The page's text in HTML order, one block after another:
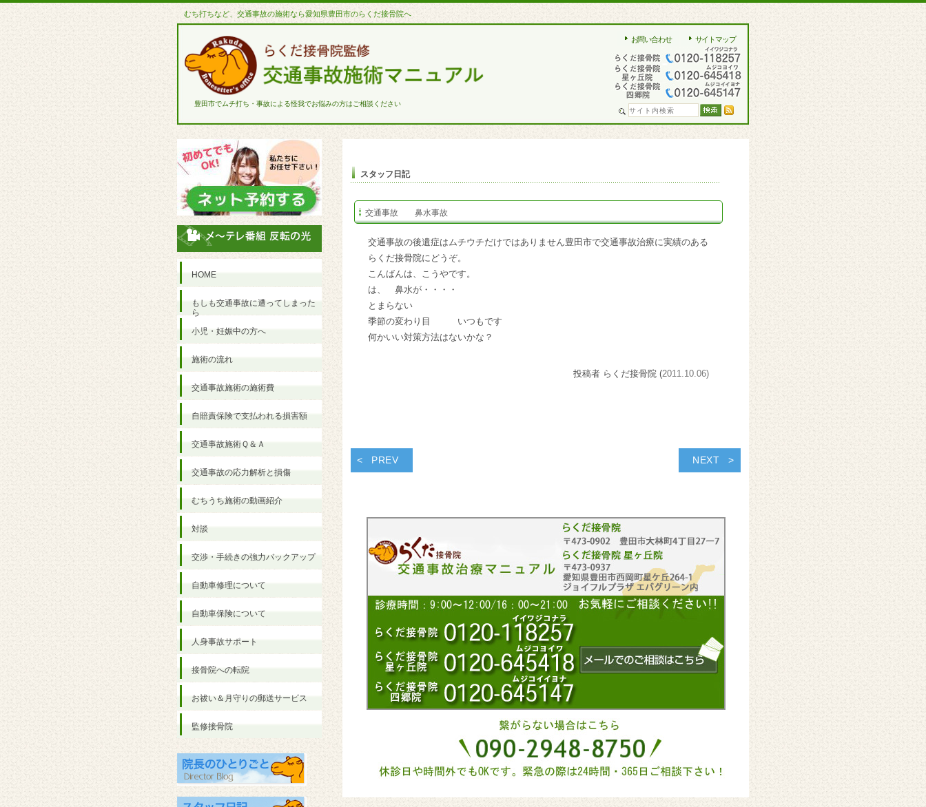
むち打ちなど、交通事故の施術なら愛知県豊田市のらくだ接骨院へ
豊田市でムチ打ち・事故による怪我でお悩みの方はご相談ください
お問い合わせ サイトマップ
スタッフ日記
交通事故 鼻水事故
交通事故の後遺症はムチウチだけではありません豊田市で交通事故治療に実績のある
らくだ接骨院にどうぞ。
こんばんは、こうやです。
は、 鼻水が・・・・
とまらない
季節の変わり目 いつもです
何かいい対策方法はないかな？
投稿者 らくだ接骨院 (2011.10.06)
PREV NEXT
HOME
もしも交通事故に遭ってしまった
ら
小児・妊娠中の方へ
施術の流れ
交通事故施術の施術費
自賠責保険で支払われる損害額
交通事故施術Ｑ＆Ａ
交通事故の応力解析と損傷
むちうち施術の動画紹介
対談
交渉・手続きの強力バックアップ
自動車修理について
自動車保険について
人身事故サポート
接骨院への転院
お祓い＆月守りの郵送サービス
監修接骨院